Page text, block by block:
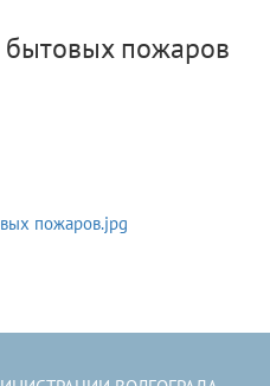
пожаров